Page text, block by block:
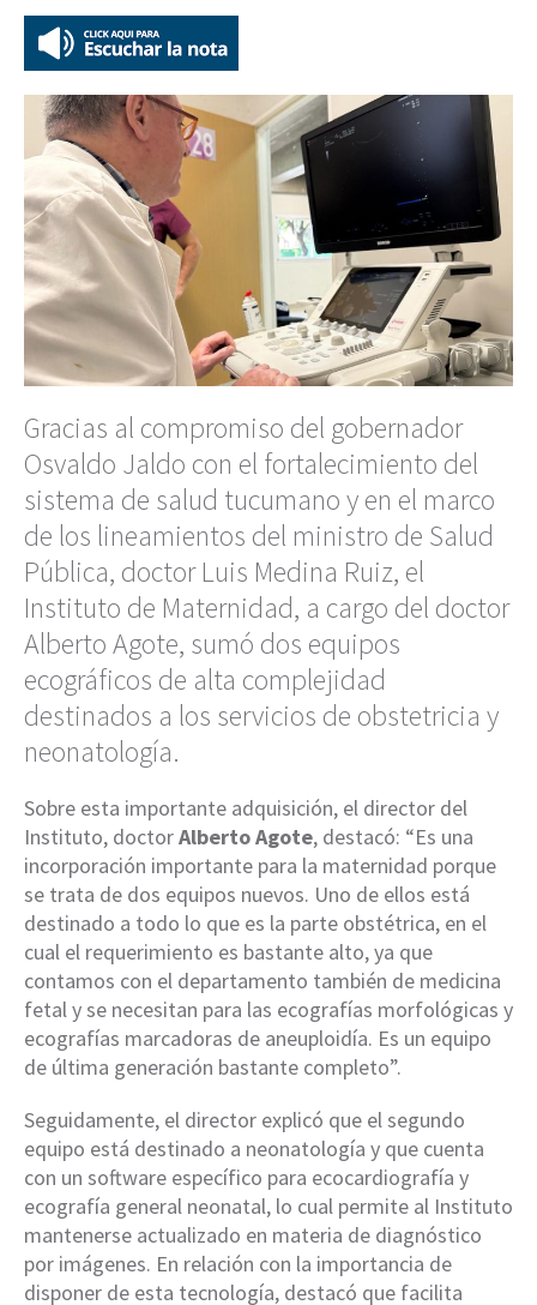
Gracias al compromiso del gobernador
Osvaldo Jaldo con el fortalecimiento del
sistema de salud tucumano y en el marco
de los lineamientos del ministro de Salud
Pública, doctor Luis Medina Ruiz, el
Instituto de Maternidad, a cargo del doctor
Alberto Agote, sumó dos equipos
ecográficos de alta complejidad
destinados a los servicios de obstetricia y
neonatología.
Sobre esta importante adquisición, el director del
Instituto, doctorAlberto Agote, destacó: “Es una
incorporación importante para la maternidad porque
se trata de dos equipos nuevos. Uno de ellos está
destinado a todo lo que es la parte obstétrica, en el
cual el requerimiento es bastante alto, ya que
contamos con el departamento también de medicina
fetal y se necesitan para las ecografías morfológicas y
ecografías marcadoras de aneuploidía. Es un equipo
de última generación bastante completo”.
Seguidamente, el director explicó que el segundo
equipo está destinado a neonatología y que cuenta
con un software específico para ecocardiografía y
ecografía general neonatal, lo cual permite al Instituto
mantenerse actualizado en materia de diagnóstico
por imágenes. En relación con la importancia de
disponer de esta tecnología, destacó que facilita